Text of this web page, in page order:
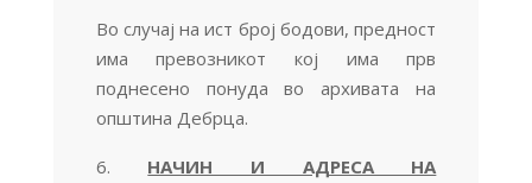
Во случај на ист број бодови, предност
има превозникот кој има прв
поднесено понуда во архивата на
општина Дебрца.
НАЧИН И АДРЕСА НА